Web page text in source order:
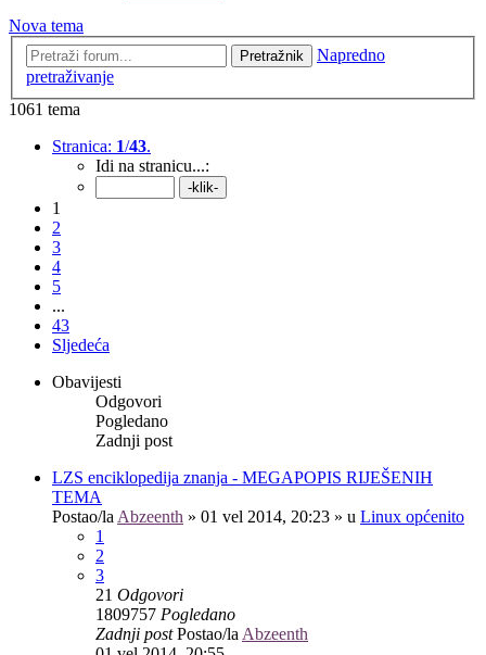
Nova tema
Pretražnik
Napredno
pretraživanje
1061 tema
Stranica: 1/43.
Idi na stranicu...:
1
2
3
4
5
...
43
Sljedeća
Obavijesti
Odgovori
Pogledano
Zadnji post
LZS enciklopedija znanja - MEGAPOPIS RIJEŠENIH
TEMA
Postao/la Abzeenth » 01 vel 2014, 20:23 » u Linux općenito
1
2
3
21 Odgovori
1809757 Pogledano
Zadnji postPostao/la Abzeenth